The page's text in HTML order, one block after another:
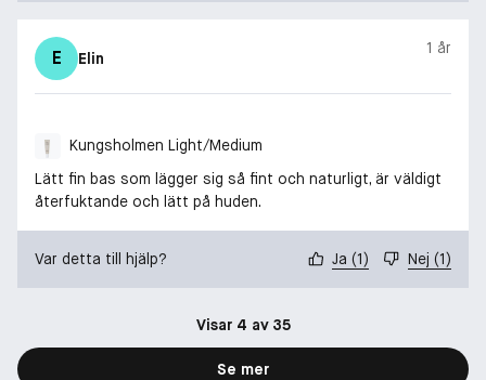
E Elin
1 år
Kungsholmen Light/Medium
Lätt fin bas som lägger sig så fint och naturligt, är väldigt
återfuktande och lätt på huden.
Var detta till hjälp? Ja (1) Nej (1)
Visar 4 av 35
Se mer